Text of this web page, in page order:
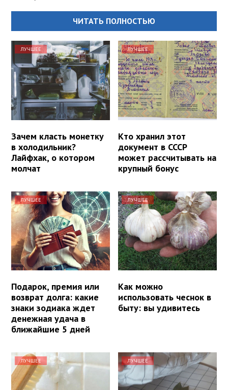
ЧИТАТЬ ПОЛНОСТЬЮ
ЛУЧШЕЕ
Зачем класть монетку
в холодильник?
Лайфхак, о котором
молчат
ЛУЧШЕЕ
Кто хранил этот
документ в СССР
может рассчитывать на
крупный бонус
ЛУЧШЕЕ
Подарок, премия или
возврат долга: какие
знаки зодиака ждет
денежная удача в
ближайшие 5 дней
ЛУЧШЕЕ
Как можно
использовать чеснок в
быту: вы удивитесь
ЛУЧШЕЕ ЛУЧШЕЕ